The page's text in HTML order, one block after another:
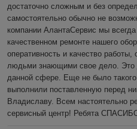
достаточно сложным и без
самостоятельно обычно не
компании АлантаСервис мы
качественном ремонте нашего
оперативность и качество работы,
людьми знающими свое дело. Это
данной сфере. Еще не было
выполнили поставленную перед
Владиславу. Всем настоятельно
сервисный центр! Ребята